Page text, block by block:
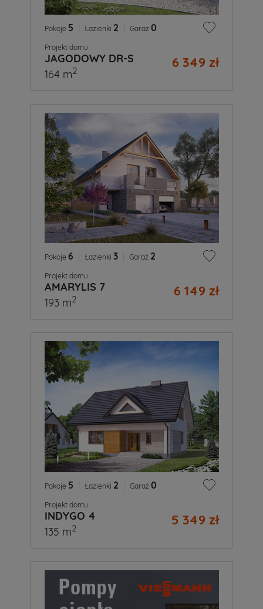
Pokoje 5 Łazienki 2 Garaż 0
Projekt domu
JAGODOWY DR-S 6 349 zł
164 m2
Pokoje 6 Łazienki 3 Garaż 2
Projekt domu
AMARYLIS 7 6 149 zł
193 m2
Pokoje 5 Łazienki 2 Garaż 0
Projekt domu
INDYGO 4 5 349 zł
135 m2